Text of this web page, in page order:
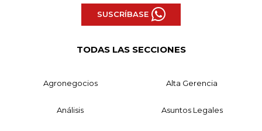
SUSCRÍBASE
TODAS LAS SECCIONES
Agronegocios Alta Gerencia
Análisis Asuntos Legales